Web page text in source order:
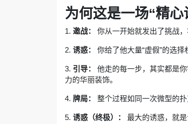
为何这是一场“精心
1. 邀战： 你从一开始就发出了挑战，
2. 诱惑： 你给了他大量“虚假”的选
3. 引导：
他走的每一步，其实都是
力的华丽装饰。
4. 牌局： 整个过程如同一次微型的
5. 诱惑（终极）： 最大的诱惑，就